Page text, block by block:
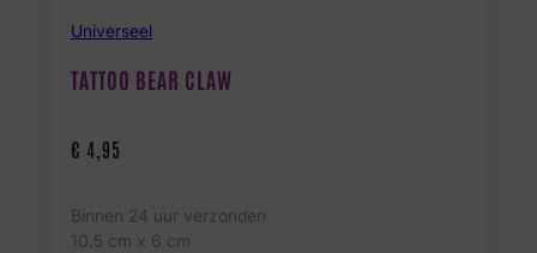
Universeel
TATTOO BEAR CLAW
€ 4,95
Binnen 24 uur verzonden
10.5 cm x 6 cm